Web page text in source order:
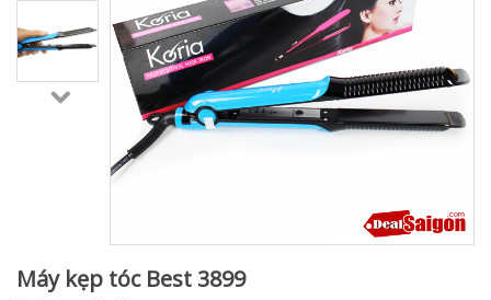
Máy kẹp tóc Best 3899